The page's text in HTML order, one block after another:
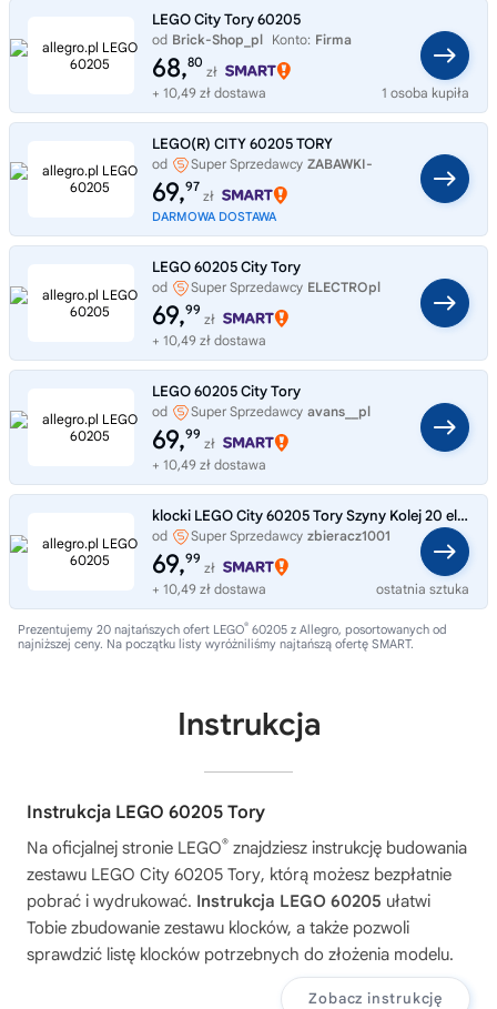
LEGO City Tory 60205
od Brick-Shop_pl Konto: Firma
68,80
zł
+ 10,49 zł dostawa
1 osoba kupiła
LEGO(R) CITY 60205 TORY
od Super Sprzedawcy ZABAWKI-
SZYBKO
69,97
zł
DARMOWA DOSTAWA
LEGO 60205 City Tory
od Super Sprzedawcy ELECTROpl
69,99
zł
+ 10,49 zł dostawa
LEGO 60205 City Tory
od Super Sprzedawcy avans__pl
69,99
zł
+ 10,49 zł dostawa
klocki LEGO City 60205 Tory Szyny Kolej 20 elementów
od Super Sprzedawcy zbieracz1001
69,99
zł
+ 10,49 zł dostawa
ostatnia sztuka
Prezentujemy 20 najtańszych ofert LEGO® 60205 z Allegro, posortowanych od
najniższej ceny. Na początku listy wyróżniliśmy najtańszą ofertę SMART.
Instrukcja
Instrukcja LEGO 60205 Tory
Na oficjalnej stronie LEGO® znajdziesz instrukcję budowania
zestawu LEGO City 60205 Tory, którą możesz bezpłatnie
pobrać i wydrukować. Instrukcja LEGO 60205 ułatwi
Tobie zbudowanie zestawu klocków, a także pozwoli
sprawdzić listę klocków potrzebnych do złożenia modelu.
Zobacz instrukcję